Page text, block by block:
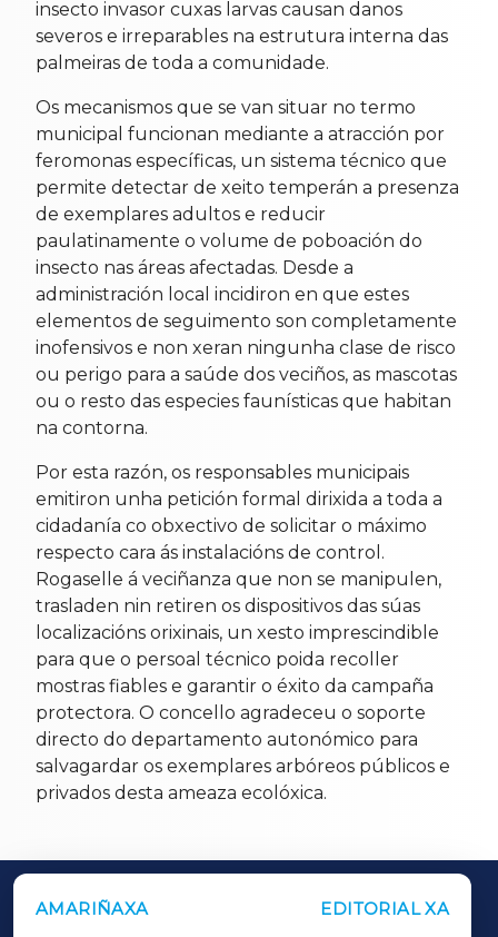
insecto invasor cuxas larvas causan danos
severos e irreparables na estrutura interna das
palmeiras de toda a comunidade.
Os mecanismos que se van situar no termo
municipal funcionan mediante a atracción por
feromonas específicas, un sistema técnico que
permite detectar de xeito temperán a presenza
de exemplares adultos e reducir
paulatinamente o volume de poboación do
insecto nas áreas afectadas. Desde a
administración local incidiron en que estes
elementos de seguimento son completamente
inofensivos e non xeran ningunha clase de risco
ou perigo para a saúde dos veciños, as mascotas
ou o resto das especies faunísticas que habitan
na contorna.
Por esta razón, os responsables municipais
emitiron unha petición formal dirixida a toda a
cidadanía co obxectivo de solicitar o máximo
respecto cara ás instalacións de control.
Rogaselle á veciñanza que non se manipulen,
trasladen nin retiren os dispositivos das súas
localizacións orixinais, un xesto imprescindible
para que o persoal técnico poida recoller
mostras fiables e garantir o éxito da campaña
protectora. O concello agradeceu o soporte
directo do departamento autonómico para
salvagardar os exemplares arbóreos públicos e
privados desta ameaza ecolóxica.
AMARIÑAXA EDITORIAL XA
OUTROS PERIÓDICOS